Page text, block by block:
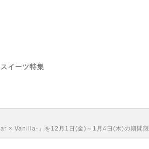
スイーツ特集
× Vanilla-」を12月1日(金)～1月4日(木)の期間